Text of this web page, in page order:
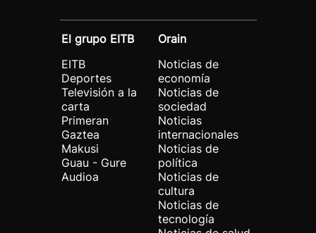
El grupo EITB
EITB
Deportes
Televisión a la
carta
Primeran
Gaztea
Makusi
Guau - Gure
Audioa
Orain
Noticias de
economía
Noticias de
sociedad
Noticias
internacionales
Noticias de
política
Noticias de
cultura
Noticias de
tecnología